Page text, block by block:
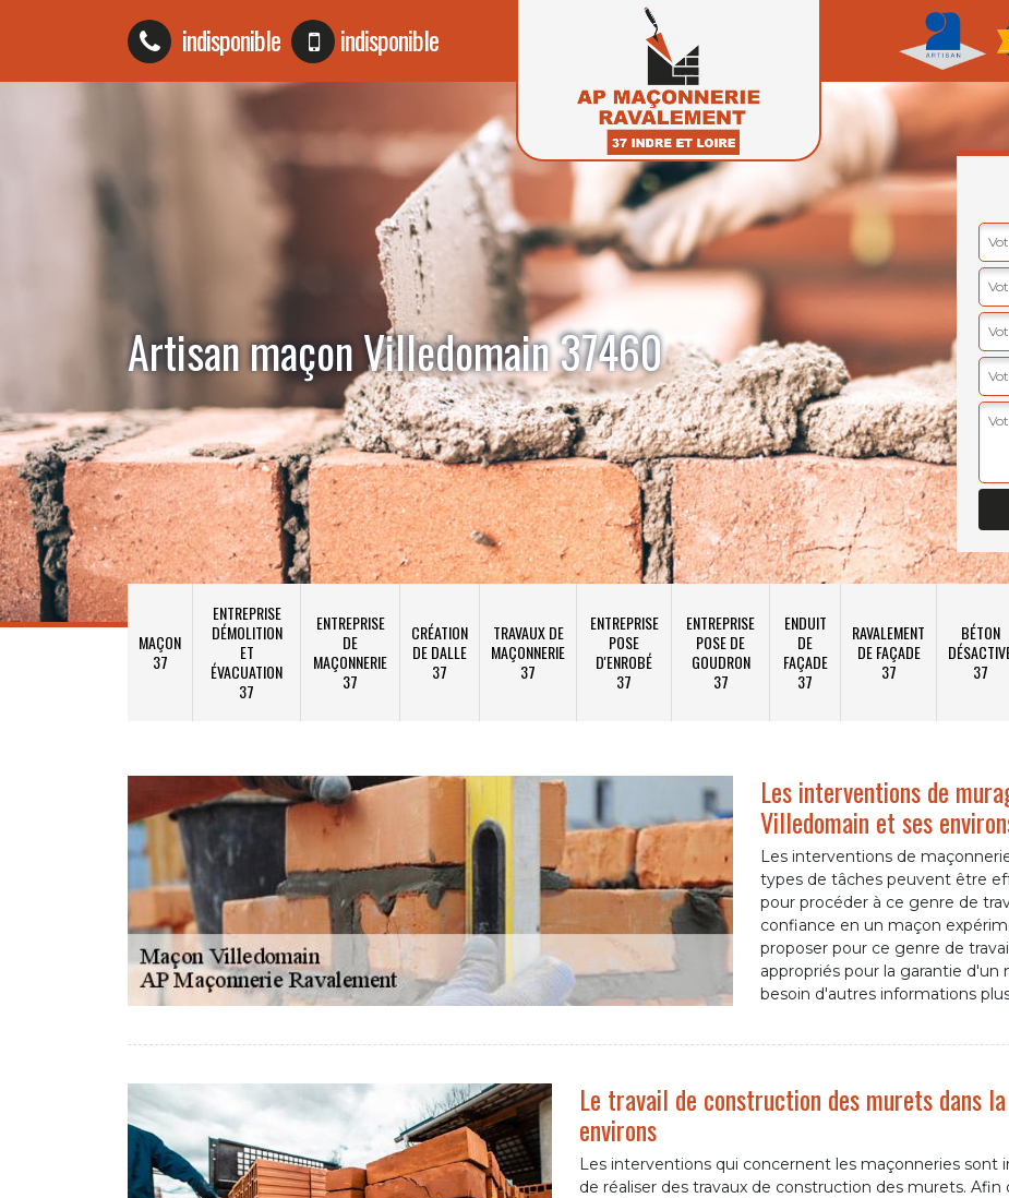
indisponible indisponible
Artisan maçon Villedomain 37460
MAÇON
37
ENTREPRISE
DÉMOLITION
ET
ÉVACUATION
37
ENTREPRISE
DE
MAÇONNERIE
37
CRÉATION
DE DALLE
37
TRAVAUX DE
MAÇONNERIE
37
ENTREPRISE
POSE
D'ENROBÉ
37
ENTREPRISE
POSE DE
GOUDRON
37
ENDUIT
DE
FAÇADE
37
RAVALEMENT
DE FAÇADE
37
BÉTON
37
Les interventions de
Villedomain et ses
Les interventions de
types de tâches peuvent être
pour procéder à ce genre de
confiance en un maçon
proposer pour ce genre de
appropriés pour la garantie d'un
besoin d'autres informations
Le travail de construction des murets dans
environs
Les interventions qui concernent les maçonneries sont
de réaliser des travaux de construction des murets.